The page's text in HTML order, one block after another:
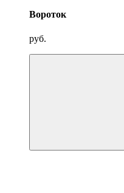
Вороток
руб.